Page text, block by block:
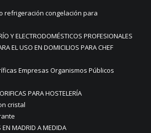
refrigeración congelación para
Y ELECTRODOMÉSTICOS PROFESIONALES
EL USO EN DOMICILIOS PARA CHEF
Empresas Organismos Públicos
PARA HOSTELERÍA
cristal
EN MADRID A MEDIDA